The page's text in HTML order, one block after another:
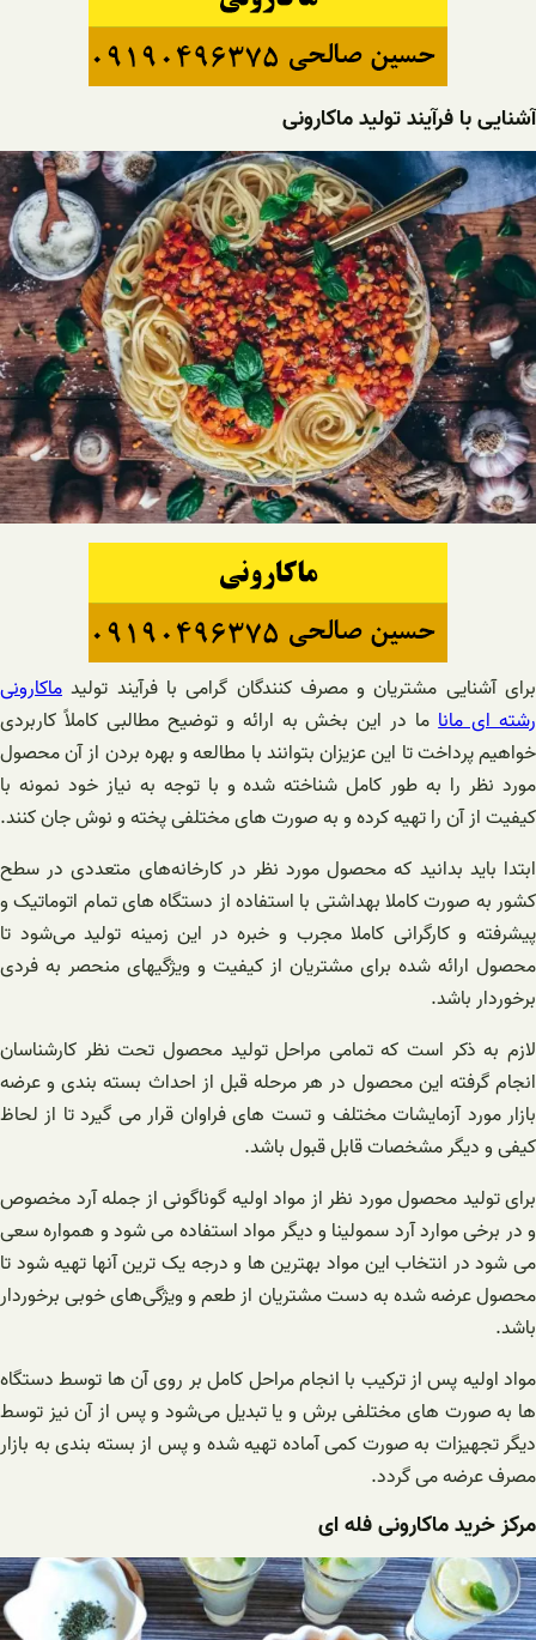
آشنایی با فرآیند تولید ماکارونی
برای آشنایی مشتریان و مصرف کنندگان گرامی با فرآیند تولید ماکارونی
رشته ای ماناما در این بخش به ارائه و توضیح مطالبی کاملاً کاربردی
خواهیم پرداخت تا این عزیزان بتوانند با مطالعه و بهره بردن از آن محصول
مورد نظر را به طور کامل شناخته شده و با توجه به نیاز خود نمونه با
کیفیت از آن را تهیه کرده و به صورت های مختلفی پخته و نوش جان کنند.
ابتدا باید بدانید که محصول مورد نظر در کارخانه‌های متعددی در سطح
کشور به صورت کاملا بهداشتی با استفاده از دستگاه های تمام اتوماتیک و
پیشرفته و کارگرانی کاملا مجرب و خبره در این زمینه تولید می‌شود تا
محصول ارائه شده برای مشتریان از کیفیت و ویژگیهای منحصر به فردی
برخوردار باشد.
لازم به ذکر است که تمامی مراحل تولید محصول تحت نظر کارشناسان
انجام گرفته این محصول در هر مرحله قبل از احداث بسته بندی و عرضه
بازار مورد آزمایشات مختلف و تست های فراوان قرار می گیرد تا از لحاظ
کیفی و دیگر مشخصات قابل قبول باشد.
برای تولید محصول مورد نظر از مواد اولیه گوناگونی از جمله آرد مخصوص
و در برخی موارد آرد سمولینا و دیگر مواد استفاده می شود و همواره سعی
می شود در انتخاب این مواد بهترین ها و درجه یک ترین آنها تهیه شود تا
محصول عرضه شده به دست مشتریان از طعم و ویژگی‌های خوبی برخوردار
باشد.
مواد اولیه پس از ترکیب با انجام مراحل کامل بر روی آن ها توسط دستگاه
ها به صورت های مختلفی برش و یا تبدیل می‌شود و پس از آن نیز توسط
دیگر تجهیزات به صورت کمی آماده تهیه شده و پس از بسته بندی به بازار
مصرف عرضه می گردد.
مرکز خرید ماکارونی فله ای